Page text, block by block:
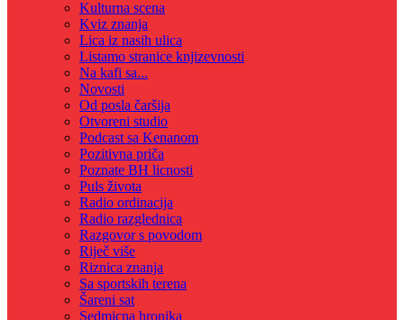
Kulturna scena
Kviz znanja
Lica iz nasih ulica
Listamo stranice knjizevnosti
Na kafi sa...
Novosti
Od posla čaršija
Otvoreni studio
Podcast sa Kenanom
Pozitivna priča
Poznate BH licnosti
Puls života
Radio ordinacija
Radio razglednica
Razgovor s povodom
Riječ više
Riznica znanja
Sa sportskih terena
Šareni sat
Sedmicna hronika